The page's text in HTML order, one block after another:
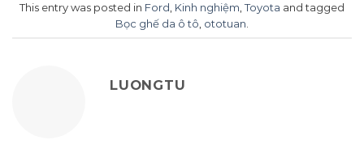
This entry was posted in Ford Kinh nghiệm ,Toyota and tagged
Bọc ghế da ô tô ototuan
LUONGTU